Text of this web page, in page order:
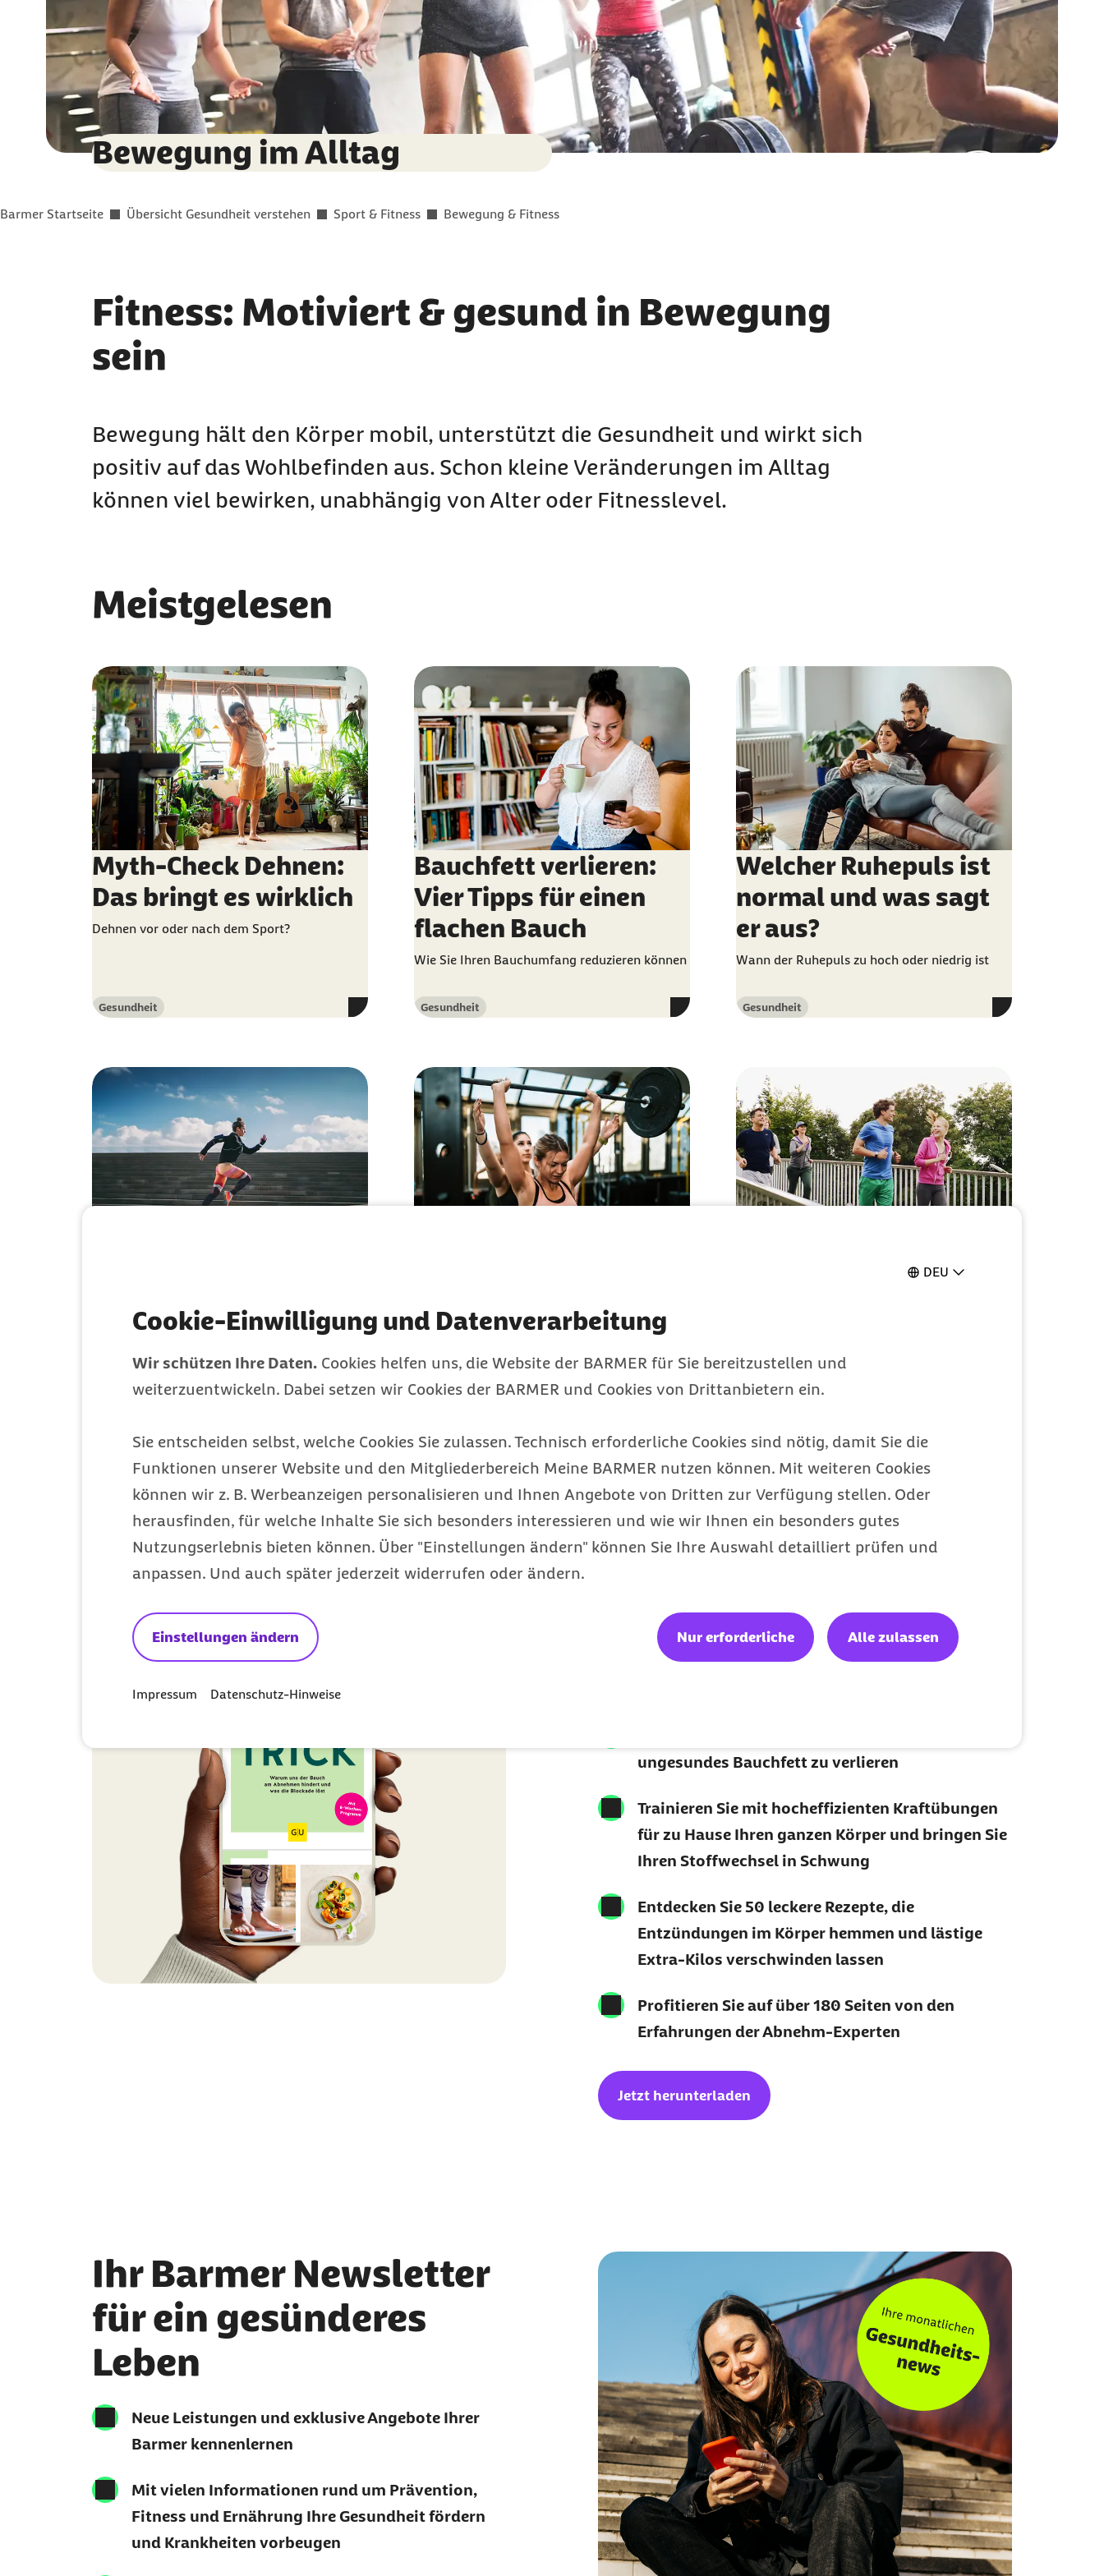
DEU
Cookie-Einwilligung und Datenverarbeitung
Wir schützen Ihre Daten. Cookies helfen uns, die Website der BARMER für Sie bereitzustellen und
weiterzuentwickeln. Dabei setzen wir Cookies der BARMER und Cookies von Drittanbietern ein.
Sie entscheiden selbst, welche Cookies Sie zulassen. Technisch erforderliche Cookies sind nötig, damit Sie die
Funktionen unserer Website und den Mitgliederbereich Meine BARMER nutzen können. Mit weiteren Cookies
können wir z. B. Werbeanzeigen personalisieren und Ihnen Angebote von Dritten zur Verfügung stellen. Oder
herausfinden, für welche Inhalte Sie sich besonders interessieren und wie wir Ihnen ein besonders gutes
Nutzungserlebnis bieten können. Über "Einstellungen ändern" können Sie Ihre Auswahl detailliert prüfen und
anpassen. Und auch später jederzeit widerrufen oder ändern.
Einstellungen ändern Nur erforderliche Alle zulassen
Impressum Datenschutz-Hinweise
Bewegung im Alltag
Sie befinden sich hier:
Barmer Startseite Übersicht Gesundheit verstehen Sport & Fitness Bewegung & Fitness
Fitness: Motiviert & gesund in Bewegung
sein
Bewegung hält den Körper mobil, unterstützt die Gesundheit und wirkt sich
positiv auf das Wohlbefinden aus. Schon kleine Veränderungen im Alltag
können viel bewirken, unabhängig von Alter oder Fitnesslevel.
Meistgelesen
Myth-Check Dehnen:
Das bringt es wirklich
Dehnen vor oder nach dem Sport?
Kategorie
Gesundheit
Bauchfett verlieren:
Vier Tipps für einen
flachen Bauch
Wie Sie Ihren Bauchumfang reduzieren können
Kategorie
Gesundheit
Welcher Ruhepuls ist
normal und was sagt
er aus?
Wann der Ruhepuls zu hoch oder niedrig ist
Kategorie
Gesundheit
Dein Shortcut zum Läuferhoch
Kategorie
gesunde Muskeln
Welche Methoden sind am effektivsten und
gesündesten?
Kategorie
Bis zu 200 Euro
Förderung für zertifizierte Kurse rund um
Bewegung und Ernährung
Kategorie
Book gezielt Bauchfett
ungesundes Bauchfett zu verlieren
Trainieren Sie mit hocheffizienten Kraftübungen
für zu Hause Ihren ganzen Körper und bringen Sie
Ihren Stoffwechsel in Schwung
Entdecken Sie 50 leckere Rezepte, die
Entzündungen im Körper hemmen und lästige
Extra-Kilos verschwinden lassen
Profitieren Sie auf über 180 Seiten von den
Erfahrungen der Abnehm-Experten
Jetzt herunterladen
Ihr Barmer Newsletter
für ein gesünderes
Leben
Neue Leistungen und exklusive Angebote Ihrer
Barmer kennenlernen
Mit vielen Informationen rund um Prävention,
Fitness und Ernährung Ihre Gesundheit fördern
und Krankheiten vorbeugen